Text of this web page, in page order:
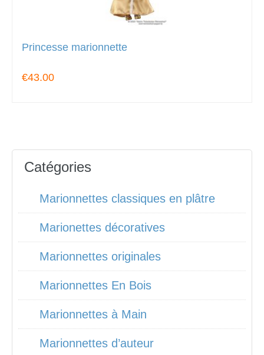
Princesse marionnette
€43.00
Catégories
Marionnettes classiques en plâtre
Marionettes décoratives
Marionnettes originales
Marionnettes En Bois
Marionnettes à Main
Marionnettes d’auteur